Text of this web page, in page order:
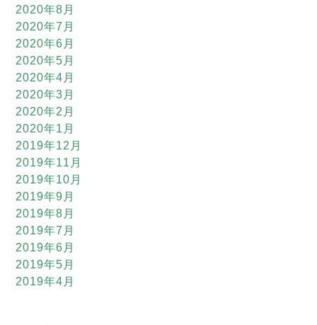
2020年8月
2020年7月
2020年6月
2020年5月
2020年4月
2020年3月
2020年2月
2020年1月
2019年12月
2019年11月
2019年10月
2019年9月
2019年8月
2019年7月
2019年6月
2019年5月
2019年4月